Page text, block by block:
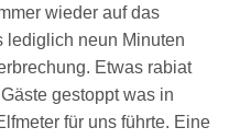
wieder auf das
lediglich neun Minuten
Etwas rabiat
gestoppt was in
für uns führte. Eine